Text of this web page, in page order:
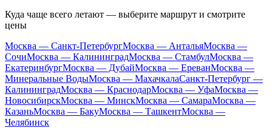
Куда чаще всего летают — выберите маршрут и смотрите
цены
Москва — Санкт-ПетербургМосква — АнтальяМосква —
СочиМосква — КалининградМосква — СтамбулМосква —
ЕкатеринбургМосква — ДубайМосква — ЕреванМосква —
Минеральные ВодыМосква — МахачкалаСанкт-Петербург —
КалининградМосква — КраснодарМосква — УфаМосква —
НовосибирскМосква — МинскМосква — СамараМосква —
КазаньМосква — БакуМосква — ТашкентМосква —
Челябинск